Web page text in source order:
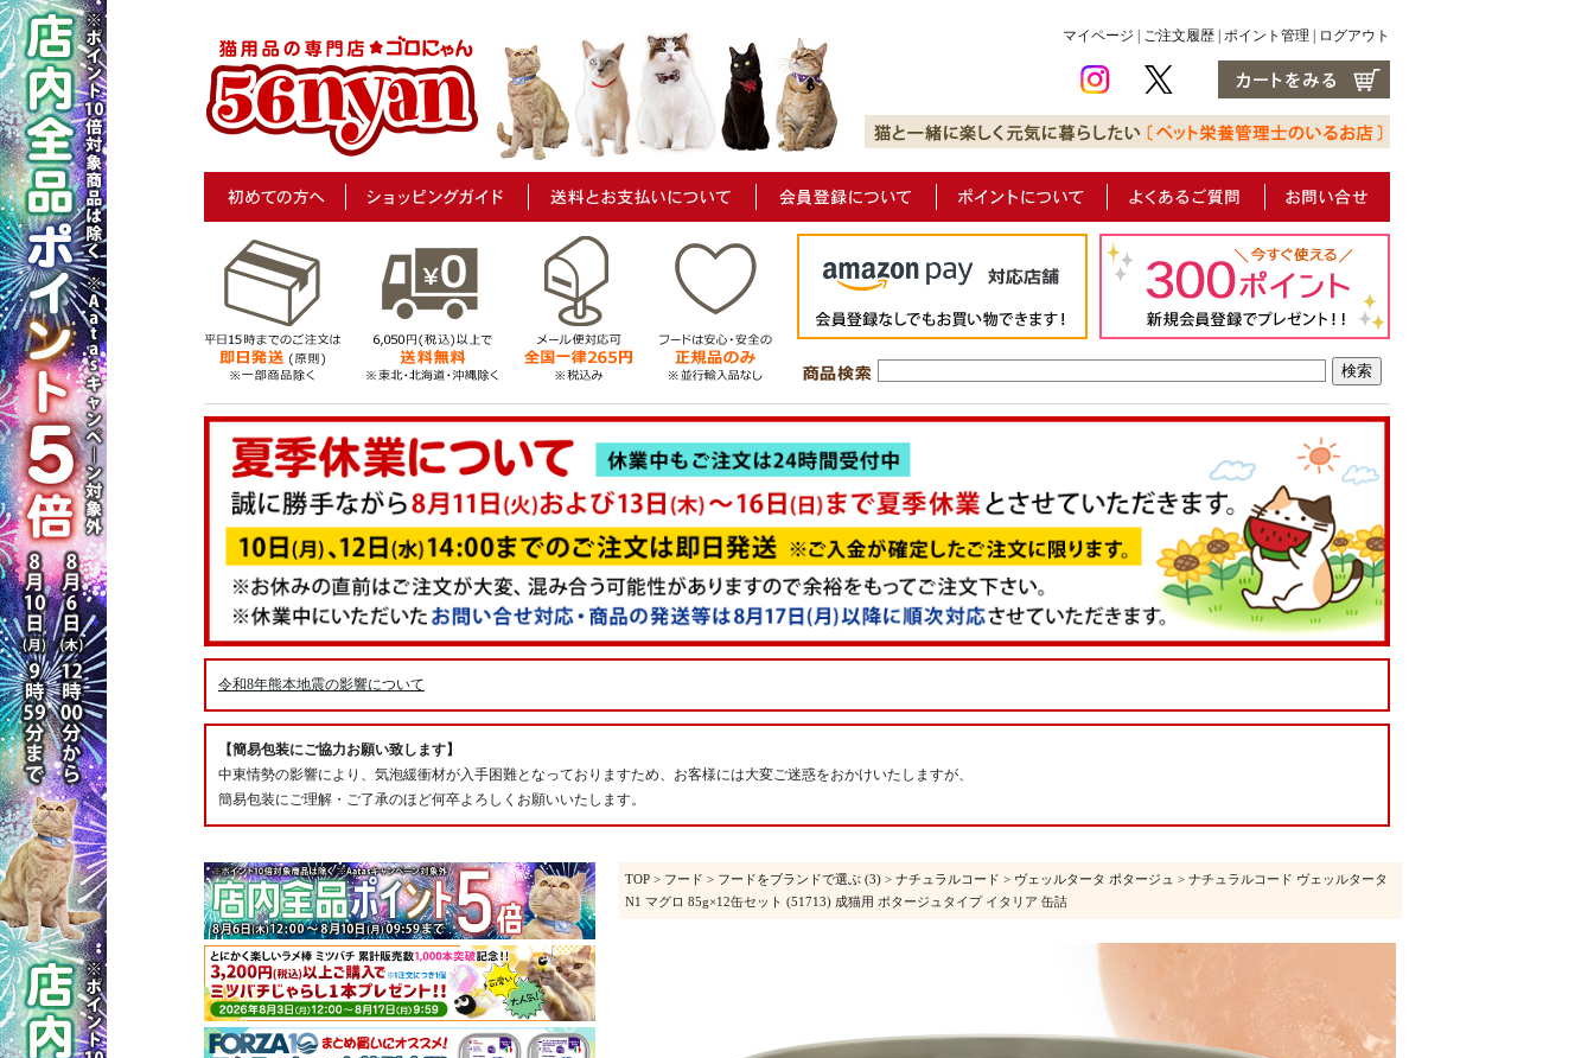
マイページ ご注文履歴 ポイント管理 ログアウト
令和8年熊本地震の影響について
【簡易包装にご協力お願い致します】
中東情勢の影響により、気泡緩衝材が入手困難となっておりますため、お客様には大変ご迷惑をおかけいたしますが、
簡易包装にご理解・ご了承のほど何卒よろしくお願いいたします。
TOP > フード > フードをブランドで選ぶ (3) > ナチュラルコード > ヴェッルタータ ポタージュ > ナチュラルコード ヴェッルタータ
N1 マグロ 85g×12缶セット (51713) 成猫用 ポタージュタイプ イタリア 缶詰